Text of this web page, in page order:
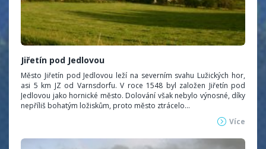
Jiřetín pod Jedlovou
Město Jiřetín pod Jedlovou leží na severním svahu Lužických hor,
asi 5 km JZ od Varnsdorfu. V roce 1548 byl založen Jiřetín pod
Jedlovou jako hornické město. Dolování však nebylo výnosné, díky
nepříliš bohatým ložiskům, proto město ztrácelo...
Více